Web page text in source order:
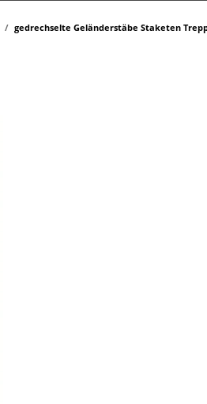
gedrechselte Geländerstäbe Staketen